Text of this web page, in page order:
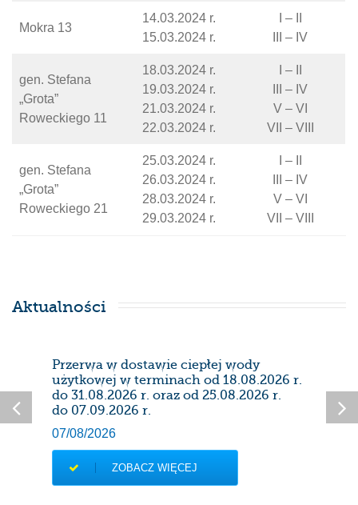
Mokra 13
14.03.2024 r.
15.03.2024 r.
I – II
III – IV
gen. Stefana
„Grota”
Roweckiego 11
18.03.2024 r.
19.03.2024 r.
21.03.2024 r.
22.03.2024 r.
I – II
III – IV
V – VI
VII – VIII
gen. Stefana
„Grota”
Roweckiego 21
25.03.2024 r.
26.03.2024 r.
28.03.2024 r.
29.03.2024 r.
I – II
III – IV
V – VI
VII – VIII
Aktualności
Przerwa w dostawie ciepłej wody
użytkowej w terminach od 18.08.2026 r.
do 31.08.2026 r. oraz od 25.08.2026 r.
do 07.09.2026 r.
07/08/2026
ZOBACZ WIĘCEJ